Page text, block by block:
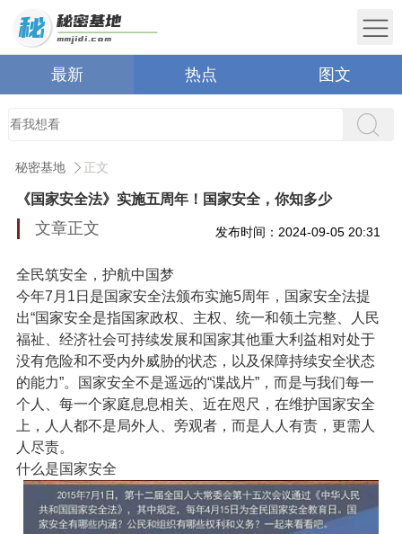
最新 热点 图文
秘密基地 正文
《国家安全法》实施五周年！国家安全，你知多少
文章正文 发布时间：2024-09-05 20:31
全民筑安全，护航中国梦
今年7月1日是国家安全法颁布实施5周年，国家安全法提
出“国家安全是指国家政权、主权、统一和领土完整、人民
福祉、经济社会可持续发展和国家其他重大利益相对处于
没有危险和不受内外威胁的状态，以及保障持续安全状态
的能力”。国家安全不是遥远的“谍战片”，而是与我们每一
个人、每一个家庭息息相关、近在咫尺，在维护国家安全
上，人人都不是局外人、旁观者，而是人人有责，更需人
人尽责。
什么是国家安全